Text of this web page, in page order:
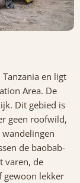
en ligt
Area. De
Dit gebied is
geen roofwild,
de baobab-
varen, de
gewoon lekker